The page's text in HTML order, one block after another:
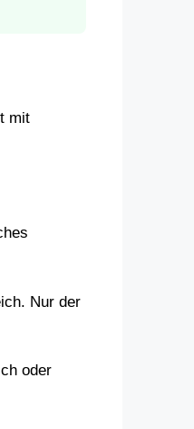
mit
Nur der
oder